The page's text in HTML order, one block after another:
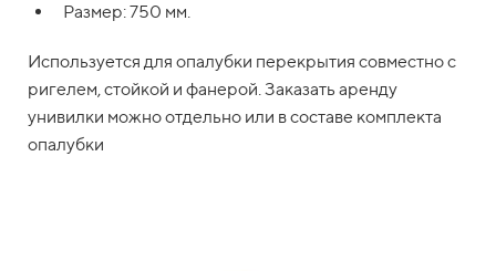
Размер: 750 мм.
Используется для опалубки перекрытия совместно с
ригелем, стойкой и фанерой. Заказать аренду
унивилки можно отдельно или в составе комплекта
опалубки